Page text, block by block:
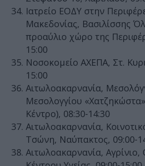
Ιατρείο ΕΟΔΥ στην
Μακεδονίας, Βασιλίσσης
προαύλιο χώρο της
15:00
Νοσοκομείο ΑΧΕΠΑ, Στ.
15:00
Αιτωλοακαρνανία,
Μεσολογγίου
Κέντρο), 08:30-14:30
Αιτωλοακαρνανία,
Τσώνη, Ναύπακτος, 09:00-
Αιτωλοακαρνανία, Αγρίνιο,